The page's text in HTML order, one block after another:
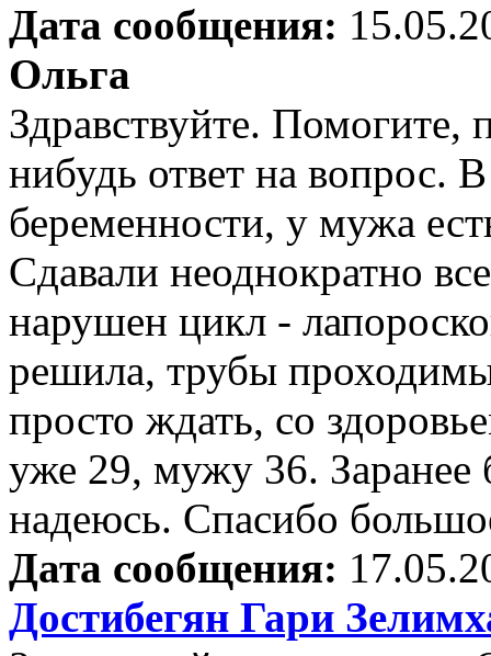
Дата сообщения:
Ольга
Здравствуйте. Помогите,
нибудь ответ на вопрос.
беременности, у мужа
Сдавали неоднократно
нарушен цикл -
решила, трубы
просто ждать, со
уже 29, мужу 36. Заранее
надеюсь. Спасибо
Дата сообщения:
Достибегян Гари